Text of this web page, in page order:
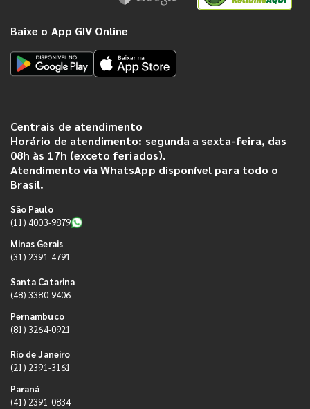
Baixe o App GIV Online
Centrais de atendimento
Horário de atendimento: segunda a sexta-feira, das
08h às 17h (exceto feriados).
Atendimento via WhatsApp disponível para todo o
Brasil.
São Paulo
(11) 4003-9879
Minas Gerais
(31) 2391-4791
Santa Catarina
(48) 3380-9406
Pernambuco
(81) 3264-0921
Rio de Janeiro
(21) 2391-3161
Paraná
(41) 2391-0834